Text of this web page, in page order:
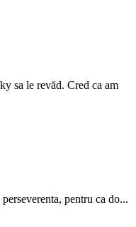
sa le revăd. Cred ca am
pentru ca do...